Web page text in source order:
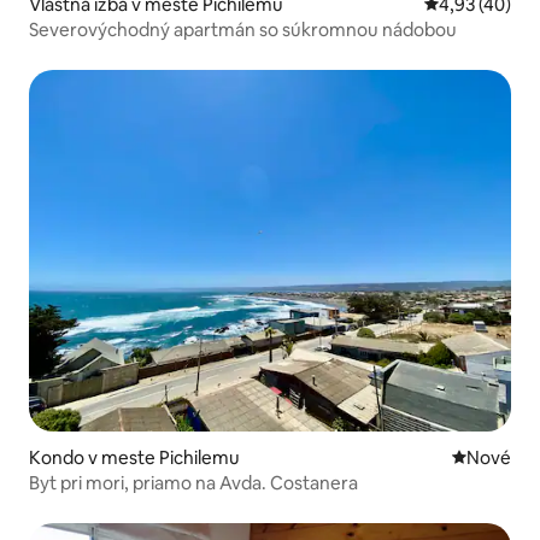
Severovýchodný apartmán so súkromnou nádobou
Kondo v meste Pichilemu Nové
Nové
Byt pri mori, priamo na Avda. Costanera